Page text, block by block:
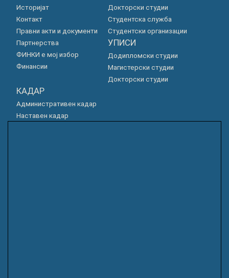
Историјат
Контакт
Правни акти и документи
Партнерства
ФИНКИ е мој избор
Финансии
Докторски студии
Студентска служба
Студентски организации
УПИСИ
Додипломски студии
Магистерски студии
Докторски студии
КАДАР
Административен кадар
Наставен кадар